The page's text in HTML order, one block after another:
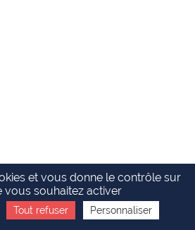
et vous donne le contrôle sur
vous souhaitez activer
Tout refuser Personnaliser